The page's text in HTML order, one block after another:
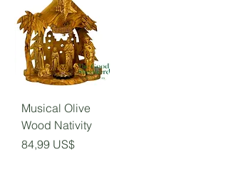
Musical Olive
Wood Nativity
Precio
84,99 US$